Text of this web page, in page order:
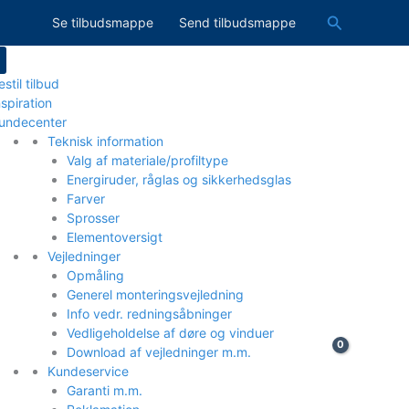
Se tilbudsmappe Send tilbudsmappe Søg
tilbud
Teknisk information
Valg af materiale/profiltype
Energiruder, råglas og sikkerhedsglas
Farver
Sprosser
Elementoversigt
Vejledninger
Opmåling
Generel monteringsvejledning
Info vedr. redningsåbninger
Vedligeholdelse af døre og vinduer
Download af vejledninger m.m.
Kundeservice
Garanti m.m.